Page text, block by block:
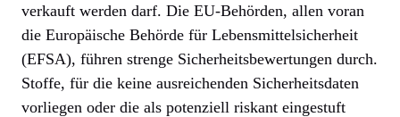
verkauft werden darf. Die EU-Behörden, allen voran
die Europäische Behörde für Lebensmittelsicherheit
(EFSA), führen strenge Sicherheitsbewertungen durch.
Stoffe, für die keine ausreichenden Sicherheitsdaten
vorliegen oder die als potenziell riskant eingestuft